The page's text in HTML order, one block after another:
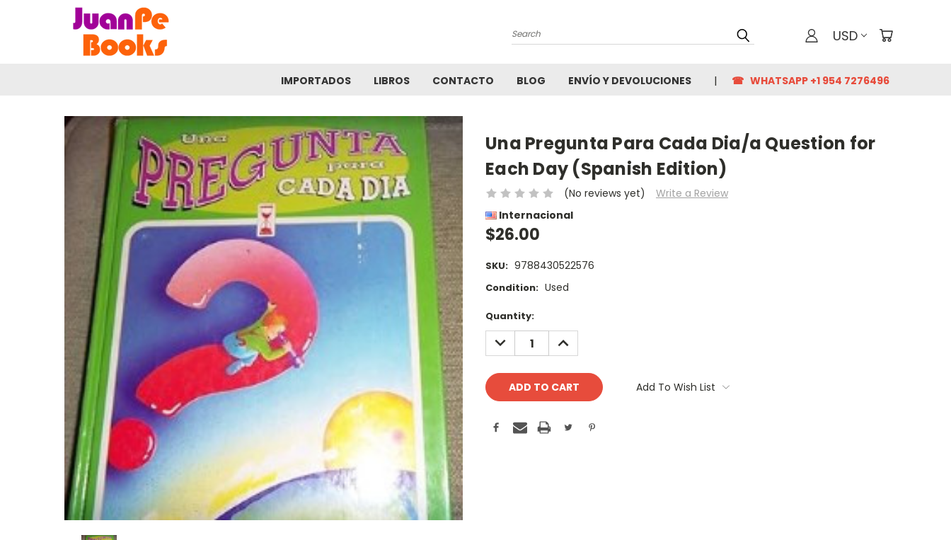
Search USD
IMPORTADOS LIBROS CONTACTO BLOG ENVÍO Y DEVOLUCIONES ☎ WHATSAPP +1 954 7276496
Una Pregunta Para Cada Dia/a Question for
Each Day (Spanish Edition)
(No reviews yet)
Write a Review
Internacional
$26.00
SKU: 9788430522576
Condition: Used
Current
Stock:
Quantity:
DECREASE
QUANTITY:
INCREASE
QUANTITY:
Add To Wish List